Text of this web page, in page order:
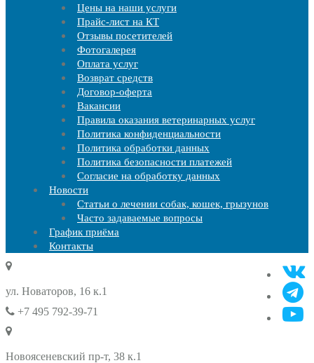
Цены на наши услуги
Прайс-лист на КТ
Отзывы посетителей
Фотогалерея
Оплата услуг
Возврат средств
Договор-оферта
Вакансии
Правила оказания ветеринарных услуг
Политика конфиденциальности
Политика обработки данных
Политика безопасности платежей
Согласие на обработку данных
Новости
Статьи о лечении собак, кошек, грызунов
Часто задаваемые вопросы
График приёма
Контакты
ул. Новаторов, 16 к.1
+7 495 792-39-71
Новоясеневский пр-т, 38 к.1